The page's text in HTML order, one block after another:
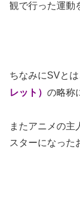
観で行った運動
ちなみにSVとは
レット） の略称
またアニメの主
スターになった